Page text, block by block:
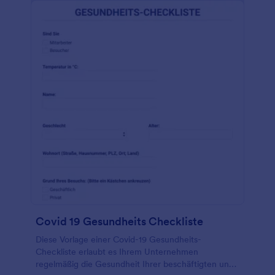
bietet über 100 App Integrationen an, darunter
optional HIPAA-konforme Software wie Google
Drive und Dropbox. Reduzieren Sie Ihren
Papierverbrauch und erleichtern Sie die
Ernährungsberatung, das sie auf jedem Gerät
Covid 19 Gesundheits Checkliste
Diese Vorlage einer Covid-19 Gesundheits-
Checkliste erlaubt es Ihrem Unternehmen
regelmäßig die Gesundheit Ihrer beschäftigten und